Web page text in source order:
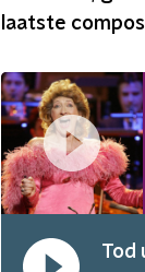
laatste
Tod